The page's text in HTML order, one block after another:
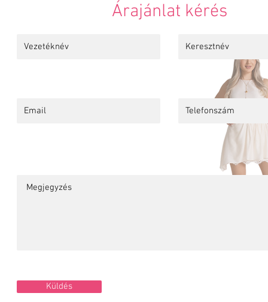
Árajánlat kérés
Küldés